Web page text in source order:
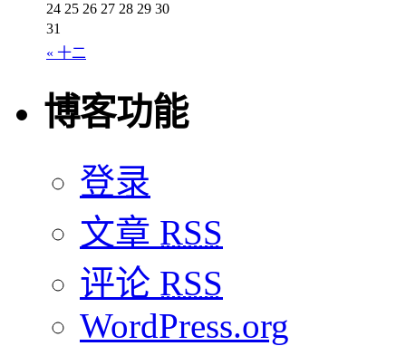
« 十二
24 25 26 27 28 29 30
31
博客功能
登录
文章 RSS
评论 RSS
WordPress.org